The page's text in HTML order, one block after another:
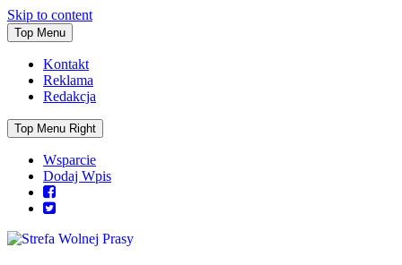
Skip to content
Top Menu
Kontakt
Reklama
Redakcja
Top Menu Right
Wsparcie
Dodaj Wpis